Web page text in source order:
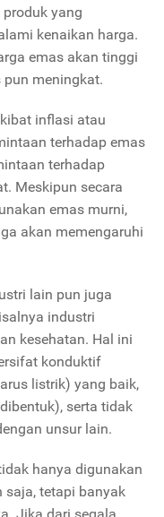
yang
kenaikan harga.
emas akan tinggi
meningkat.
inflasi atau
terhadap emas
terhadap
Meskipun secara
emas murni,
akan memengaruhi
lain pun juga
industri
kesehatan. Hal ini
konduktif
listrik) yang baik,
serta tidak
unsur lain.
hanya digunakan
saja, tetapi banyak